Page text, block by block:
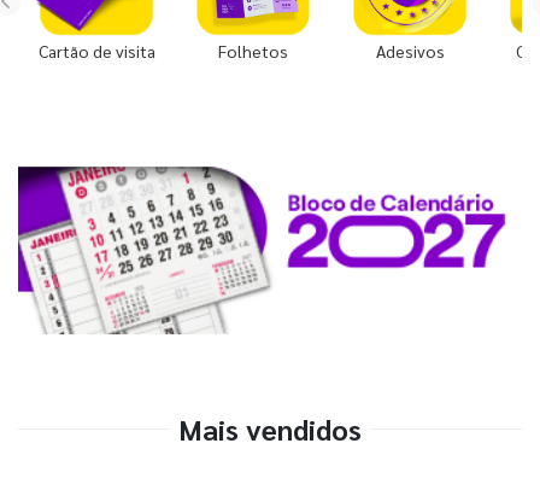
Cartão de visita Folhetos Adesivos
Mais vendidos